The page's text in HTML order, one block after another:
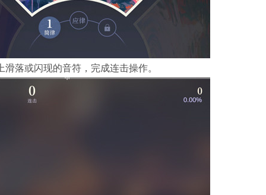
落或闪现的音符，完成连击操作。